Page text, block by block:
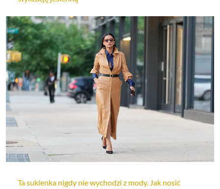
Ta sukienka nigdy nie wychodzi z mody. Jak nosić